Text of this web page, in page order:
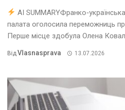
AI SUMMARYФранко-
палата оголосила переможниць
Перше місце здобула Олена
Від Vlasnasprava 13.07.2026